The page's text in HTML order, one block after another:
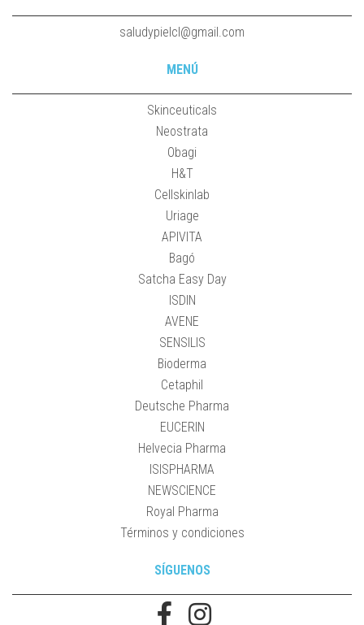
saludypielcl@gmail.com
MENÚ
Skinceuticals
Neostrata
Obagi
H&T
Cellskinlab
Uriage
APIVITA
Bagó
Satcha Easy Day
ISDIN
AVENE
SENSILIS
Bioderma
Cetaphil
Deutsche Pharma
EUCERIN
Helvecia Pharma
ISISPHARMA
NEWSCIENCE
Royal Pharma
Términos y condiciones
SÍGUENOS